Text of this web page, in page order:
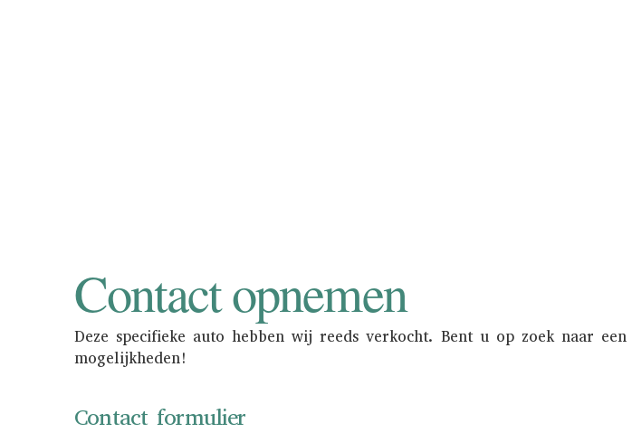
Contact opnemen
Deze specifieke auto hebben wij reeds verkocht. Bent u op zoek naar
mogelijkheden!
Contact formulier